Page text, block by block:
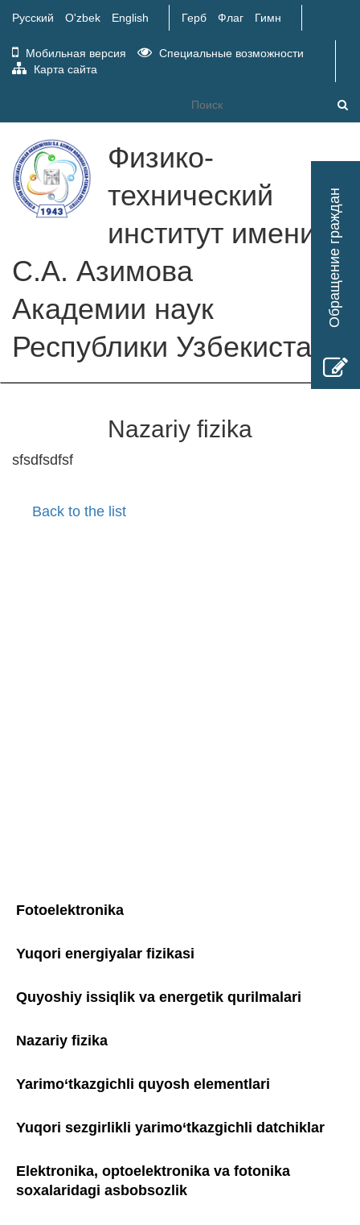
Обращение граждан
Русский O'zbek English Герб Флаг Гимн
Мобильная версия
Специальные возможности
Карта сайта
Физико-
технический
институт имени
С.А. Азимова
Академии наук
Республики Узбекистан
Nazariy fizika
sfsdfsdfsf
Back to the list
Fotoelektronika
Yuqori energiyalar fizikasi
Quyoshiy issiqlik va energetik qurilmalari
Nazariy fizika
Yarimo‘tkazgichli quyosh elementlari
Yuqori sezgirlikli yarimo‘tkazgichli datchiklar
Elektronika, optoelektronika va fotonika
soxalaridagi asbobsozlik